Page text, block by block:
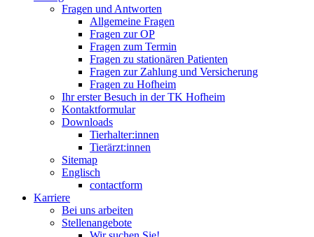
Fragen und Antworten
Allgemeine Fragen
Fragen zur OP
Fragen zum Termin
Fragen zu stationären Patienten
Fragen zur Zahlung und Versicherung
Fragen zu Hofheim
Ihr erster Besuch in der TK Hofheim
Kontaktformular
Downloads
Tierhalter:innen
Tierärzt:innen
Sitemap
Englisch
contactform
Karriere
Bei uns arbeiten
Stellenangebote